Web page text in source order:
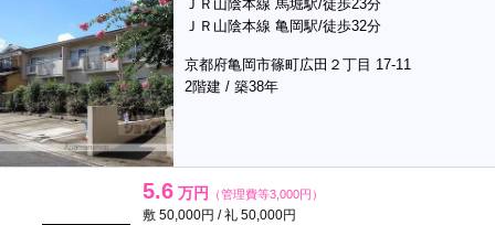
ＪＲ山陰本線 馬堀駅/徒歩23分
ＪＲ山陰本線 亀岡駅/徒歩32分
京都府亀岡市篠町広田２丁目 17-11
2階建 / 築38年
5.6 万円 （管理費等3,000円）
敷 50,000円 / 礼 50,000円